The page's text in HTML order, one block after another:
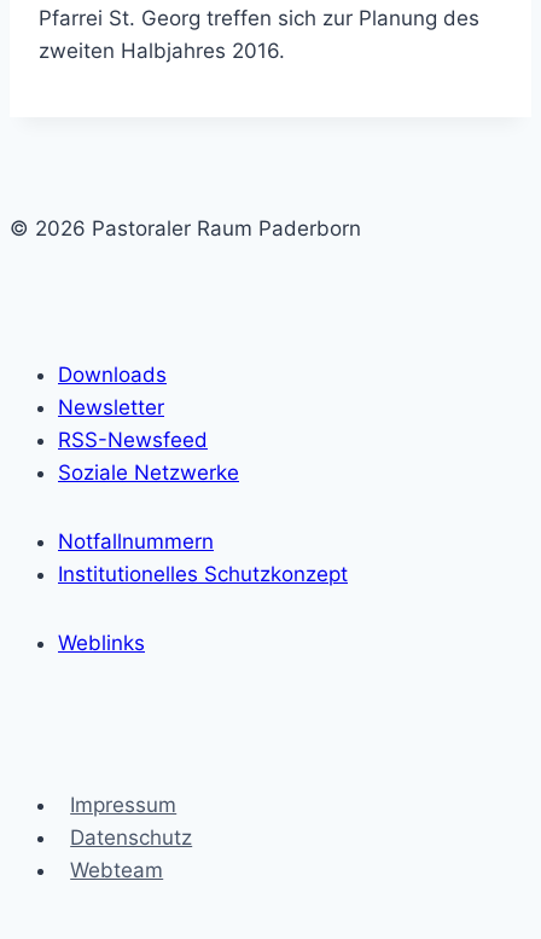
Pfarrei St. Georg treffen sich zur Planung des
zweiten Halbjahres 2016.
© 2026 Pastoraler Raum Paderborn
Downloads
Newsletter
RSS-Newsfeed
Soziale Netzwerke
Notfallnummern
Institutionelles Schutzkonzept
Weblinks
Impressum
Datenschutz
Webteam